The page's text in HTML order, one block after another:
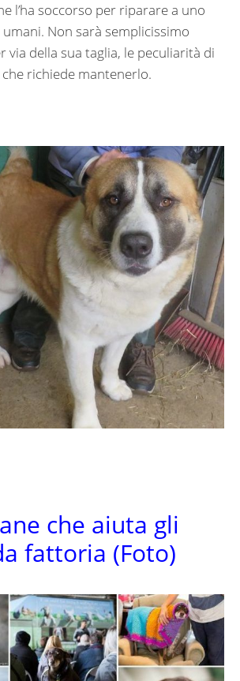
l’ha soccorso per riparare a uno
Non sarà semplicissimo
via della sua taglia, le peculiarità di
richiede mantenerlo.
che aiuta gli
fattoria (Foto)